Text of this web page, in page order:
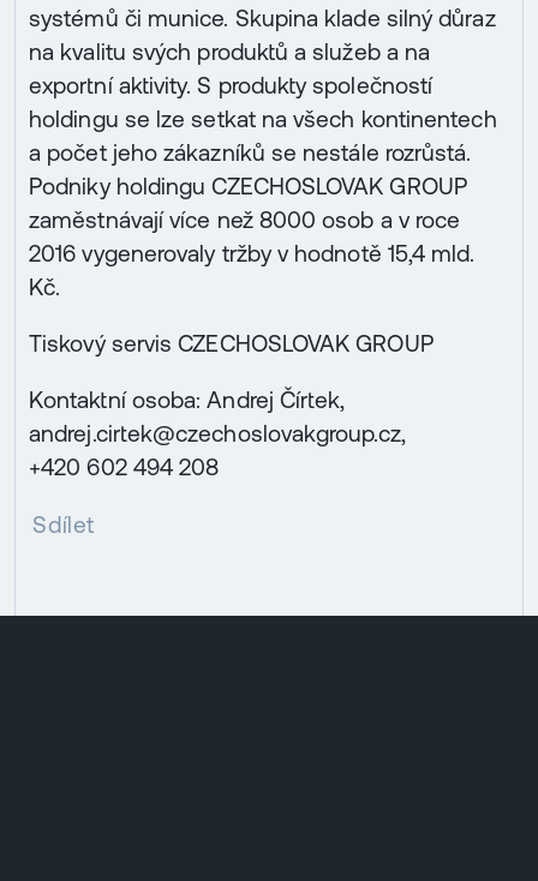
systémů či munice. Skupina klade silný důraz
na kvalitu svých produktů a služeb a na
exportní aktivity. S produkty společností
holdingu se lze setkat na všech kontinentech
a počet jeho zákazníků se nestále rozrůstá.
Podniky holdingu CZECHOSLOVAK GROUP
zaměstnávají více než 8000 osob a v roce
2016 vygenerovaly tržby v hodnotě 15,4 mld.
Kč.
Tiskový servis CZECHOSLOVAK GROUP
Kontaktní osoba: Andrej Čírtek,
andrej.cirtek@czechoslovakgroup.cz,
+420 602 494 208
Sdílet